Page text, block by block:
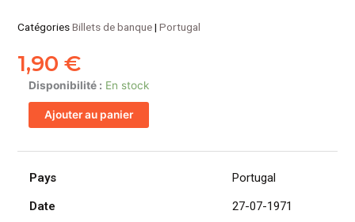
CatégoriesBillets de banque|Portugal
1,90€
Disponibilité : En stock
quantité
de
PORTUGAL
de
20
27-
Ajouter au panier
Pays
Portugal
Date
27-07-1971